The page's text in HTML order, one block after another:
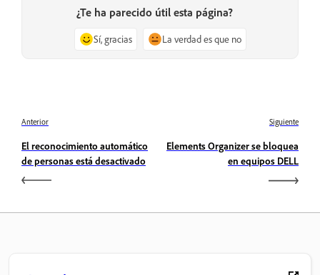
¿Te ha parecido útil esta página?
Sí, gracias La verdad es que no
Anterior
El reconocimiento automático
de personas está desactivado
Siguiente
Elements Organizer se bloquea
en equipos DELL